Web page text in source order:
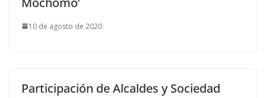
10 de agosto de 2020
Participación de Alcaldes y Sociedad